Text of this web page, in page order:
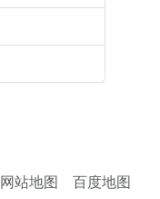
网站地图 百度地图